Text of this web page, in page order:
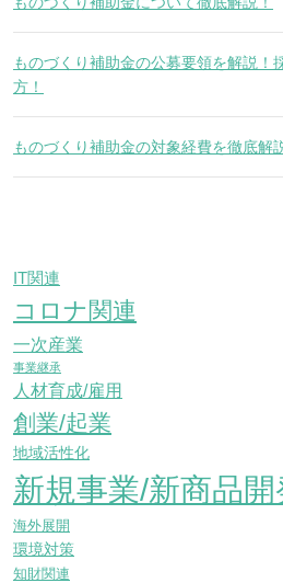
ものづくり補助金の公募要領を解説！
方！
ものづくり補助金の対象経費を徹底解
IT関連
コロナ関連
一次産業
事業継承
人材育成/雇用
創業/起業
地域活性化
新規事業/新商品開
海外展開
環境対策
知財関連